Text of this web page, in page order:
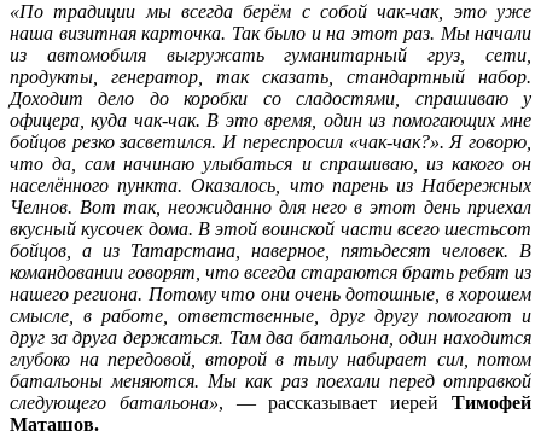
«По традиции мы всегда берём с собой чак-чак, это уже
наша визитная карточка. Так было и на этот раз. Мы начали
из автомобиля выгружать гуманитарный груз, сети,
продукты, генератор, так сказать, стандартный набор.
Доходит дело до коробки со сладостями, спрашиваю у
офицера, куда чак-чак. В это время, один из помогающих мне
бойцов резко засветился. И переспросил «чак-чак?». Я говорю,
что да, сам начинаю улыбаться и спрашиваю, из какого он
населённого пункта. Оказалось, что парень из Набережных
Челнов. Вот так, неожиданно для него в этот день приехал
вкусный кусочек дома. В этой воинской части всего шестьсот
бойцов, а из Татарстана, наверное, пятьдесят человек. В
командовании говорят, что всегда стараются брать ребят из
нашего региона. Потому что они очень дотошные, в хорошем
смысле, в работе, ответственные, друг другу помогают и
друг за друга держаться. Там два батальона, один находится
глубоко на передовой, второй в тылу набирает сил, потом
батальоны меняются. Мы как раз поехали перед отправкой
следующего батальона», — рассказывает иерейТимофей
Маташов.